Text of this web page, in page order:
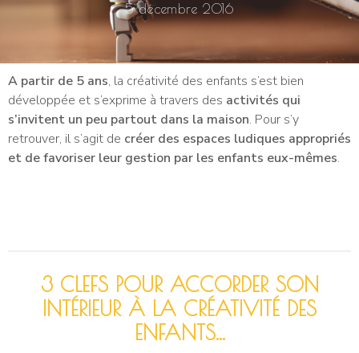
5 décembre 2016
A partir de 5 ans, la créativité des enfants s’est bien
développée et s’exprime à travers des activités qui
s’invitent un peu partout dans la maison. Pour s’y
retrouver, il s’agit de créer des espaces ludiques appropriés
et de favoriser leur gestion par les enfants eux-mêmes.
3 CLEFS POUR ACCORDER SON
INTÉRIEUR À LA CRÉATIVITÉ DES
ENFANTS...